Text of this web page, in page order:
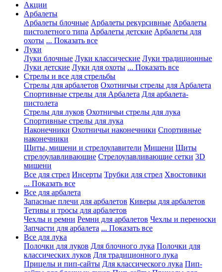
Акции
Арбалеты
Арбалеты блочные Арбалеты рекурсивные Арбалеты
пистолетного типа Арбалеты детские Арбалеты для
охоты ... Показать все
Луки
Луки блочные Луки классические Луки традиционные
Луки детские Луки для охоты ... Показать все
Стрелы и все для стрельбы
Стрелы для арбалетов Охотничьи стрелы для Арбалета
Спортивные стрелы для Арбалета Для арбалета-
пистолета
Стрелы для луков Охотничьи стрелы для лука
Спортивные стрелы для лука
Наконечники Охотничьи наконечники Спортивные
наконечники
Щиты, мишени и стрелоулавители Мишени Щиты
стрелоулавливающие Стрелоулавливающие сетки 3D
мишени
Все для стрел Инсерты Трубки для стрел Хвостовики
... Показать все
Все для арбалета
Запасные плечи для арбалетов Киверы для арбалетов
Тетивы и тросы для арбалетов
Чехлы и ремни Ремни для арбалетов Чехлы и переноски
Запчасти для арбалета ... Показать все
Все для лука
Полочки для луков Для блочного лука Полочки для
классических луков Для традиционного лука
Прицелы и пип-сайты Для классического лука Пип-